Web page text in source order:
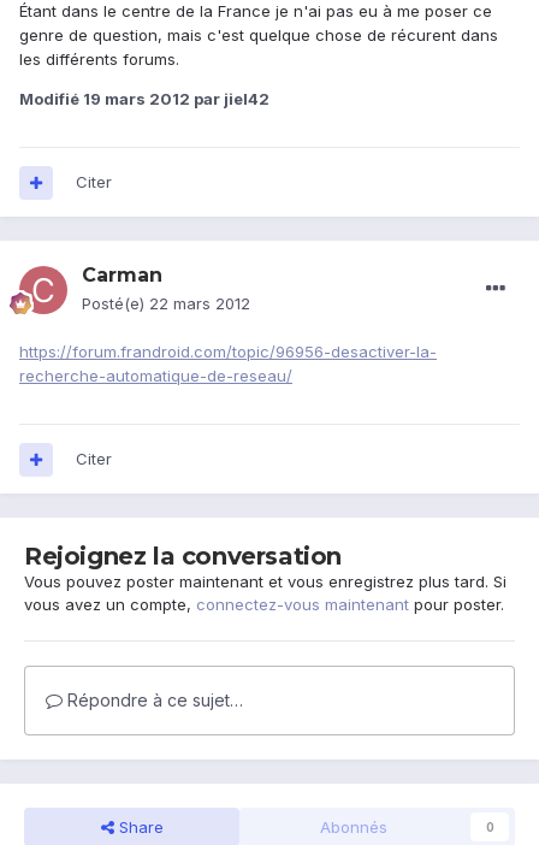
Étant dans le centre de la France je n'ai pas eu à me poser ce
genre de question, mais c'est quelque chose de récurent dans
les différents forums.
Modifié 19 mars 2012 par jiel42
Citer
Carman
Posté(e) 22 mars 2012
https://forum.frandroid.com/topic/96956-desactiver-la-
recherche-automatique-de-reseau/
Citer
Rejoignez la conversation
Vous pouvez poster maintenant et vous enregistrez plus tard. Si
vous avez un compte, connectez-vous maintenant pour poster.
Répondre à ce sujet…
Share Abonnés 0